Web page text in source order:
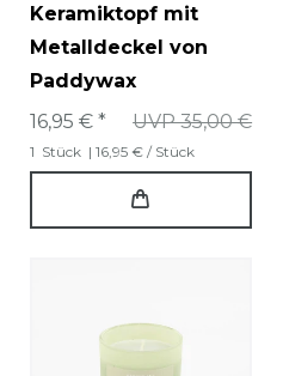
Keramiktopf mit
Metalldeckel von
Paddywax
UVP 35,00 €
16,95 € *
1 Stück | 16,95 € / Stück